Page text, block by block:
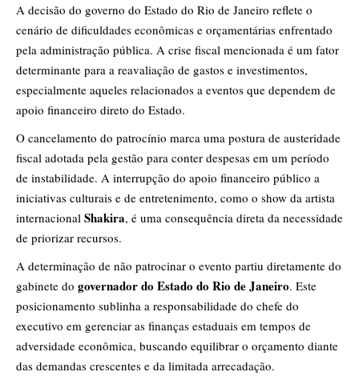
A decisão do governo do Estado do Rio de Janeiro reflete o
cenário de dificuldades econômicas e orçamentárias enfrentado
pela administração pública. A crise fiscal mencionada é um fator
determinante para a reavaliação de gastos e investimentos,
especialmente aqueles relacionados a eventos que dependem de
apoio financeiro direto do Estado.
O cancelamento do patrocínio marca uma postura de austeridade
fiscal adotada pela gestão para conter despesas em um período
de instabilidade. A interrupção do apoio financeiro público a
iniciativas culturais e de entretenimento, como o show da artista
internacional Shakira, é uma consequência direta da necessidade
de priorizar recursos.
A determinação de não patrocinar o evento partiu diretamente do
gabinete do governador do Estado do Rio de Janeiro. Este
posicionamento sublinha a responsabilidade do chefe do
executivo em gerenciar as finanças estaduais em tempos de
adversidade econômica, buscando equilibrar o orçamento diante
das demandas crescentes e da limitada arrecadação.